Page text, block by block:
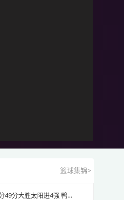
篮球集锦>
NBA杯🏀雷霆全员得分49分大胜太阳进4强 鸭梨三节28+8 切特24+8